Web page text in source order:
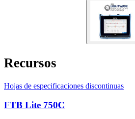
Recursos
Hojas de especificaciones discontinuas
FTB Lite 750C